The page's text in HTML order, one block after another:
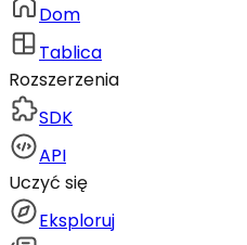
Dom
Tablica
Rozszerzenia
SDK
API
Uczyć się
Eksploruj